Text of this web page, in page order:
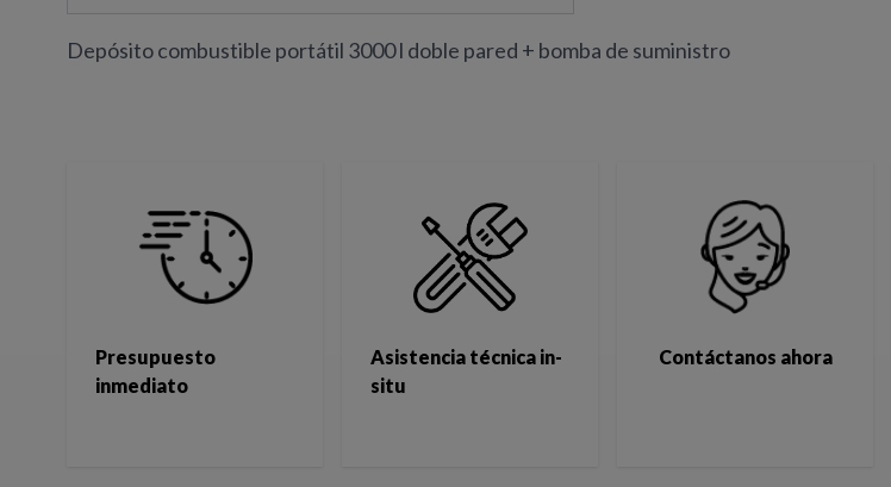
Depósito combustible portátil 3000 l doble pared + bomba de suministro
Presupuesto
inmediato
Asistencia técnica in-
situ
Contáctanos ahora